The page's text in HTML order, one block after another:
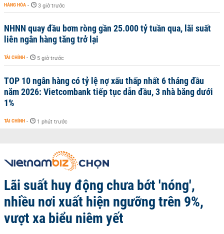
HÀNG HÓA - 3 giờ trước
NHNN quay đầu bơm ròng gần 25.000 tỷ tuần qua, lãi suất
liên ngân hàng tăng trở lại
TÀI CHÍNH - 5 giờ trước
TOP 10 ngân hàng có tỷ lệ nợ xấu thấp nhất 6 tháng đầu
năm 2026: Vietcombank tiếp tục dẫn đầu, 3 nhà băng dưới
1%
TÀI CHÍNH - 1 phút trước
Lãi suất huy động chưa bớt 'nóng',
nhiều nơi xuất hiện ngưỡng trên 9%,
vượt xa biểu niêm yết